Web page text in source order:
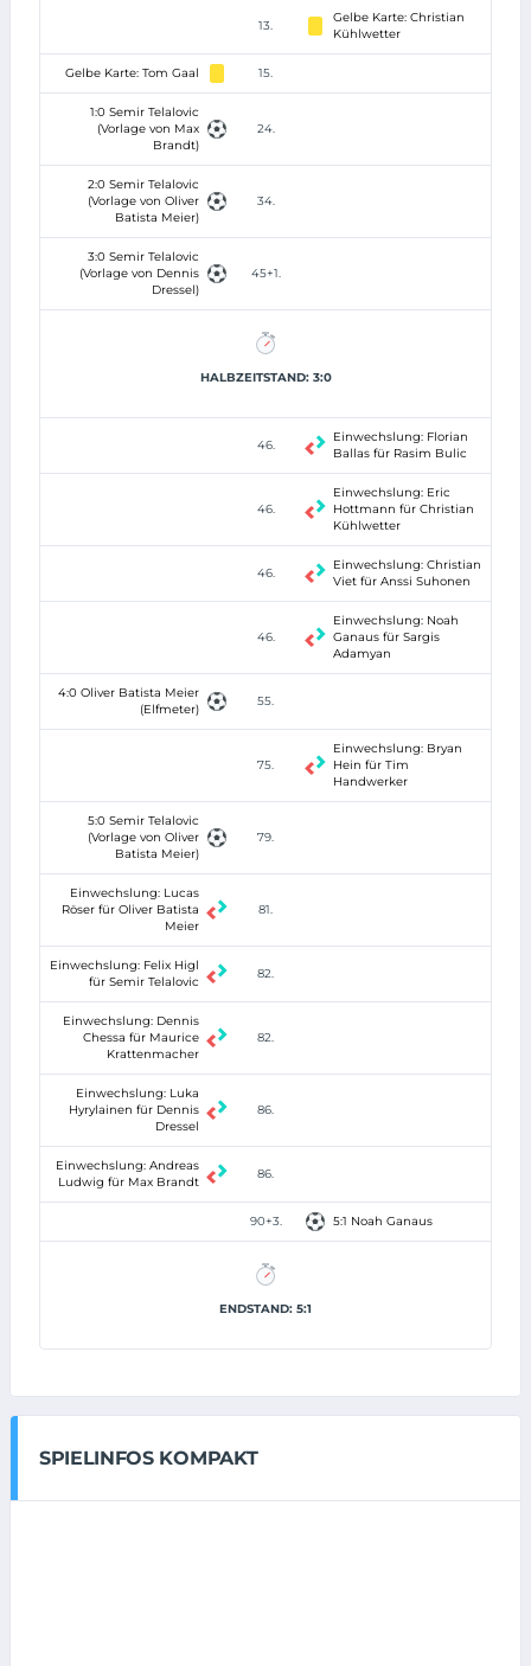
13.
Gelbe Karte: Christian
Kühlwetter
Gelbe Karte: Tom Gaal 15.
1:0 Semir Telalovic
(Vorlage von Max
Brandt)
24.
2:0 Semir Telalovic
(Vorlage von Oliver
Batista Meier)
34.
3:0 Semir Telalovic
(Vorlage von Dennis
Dressel)
45+1.
HALBZEITSTAND: 3:0
46.
Einwechslung: Florian
Ballas für Rasim Bulic
46.
Einwechslung: Eric
Hottmann für Christian
Kühlwetter
46.
Einwechslung: Christian
Viet für Anssi Suhonen
46.
Einwechslung: Noah
Ganaus für Sargis
Adamyan
4:0 Oliver Batista Meier
(Elfmeter)
55.
75.
Einwechslung: Bryan
Hein für Tim
Handwerker
5:0 Semir Telalovic
(Vorlage von Oliver
Batista Meier)
79.
Einwechslung: Lucas
Röser für Oliver Batista
Meier
81.
Einwechslung: Felix Higl
für Semir Telalovic
82.
Einwechslung: Dennis
Chessa für Maurice
Krattenmacher
82.
Einwechslung: Luka
Hyrylainen für Dennis
Dressel
86.
Einwechslung: Andreas
Ludwig für Max Brandt
86.
90+3. 5:1 Noah Ganaus
ENDSTAND: 5:1
SPIELINFOS KOMPAKT